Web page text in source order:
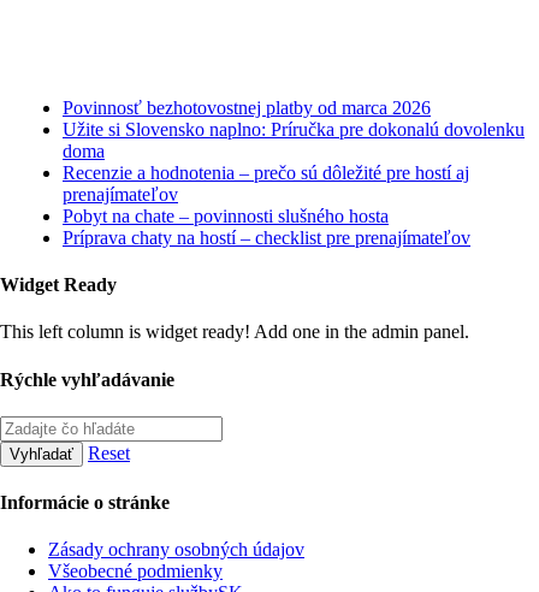
Povinnosť bezhotovostnej platby od marca 2026
Užite si Slovensko naplno: Príručka pre dokonalú dovolenku
doma
Recenzie a hodnotenia – prečo sú dôležité pre hostí aj
prenajímateľov
Pobyt na chate – povinnosti slušného hosta
Príprava chaty na hostí – checklist pre prenajímateľov
Widget Ready
This left column is widget ready! Add one in the admin panel.
Rýchle vyhľadávanie
Vyhľadať Reset
Informácie o stránke
Zásady ochrany osobných údajov
Všeobecné podmienky